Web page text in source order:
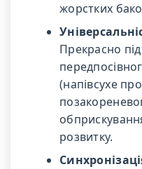
жорстких
Прекрасно
(напівсухе
розвитку.